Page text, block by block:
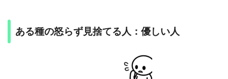
ある種の怒らず見捨てる人：優しい人